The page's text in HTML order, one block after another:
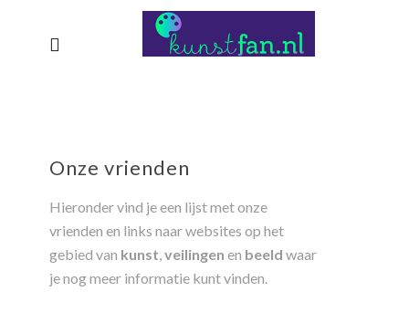
Onze vrienden
Hieronder vind je een lijst met onze
vrienden en links naar websites op het
gebied van kunst,veilingen en beeld waar
je nog meer informatie kunt vinden.